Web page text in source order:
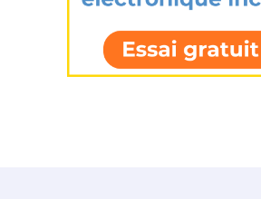
J'accepte les termes et conditions
* Champ obligatoire